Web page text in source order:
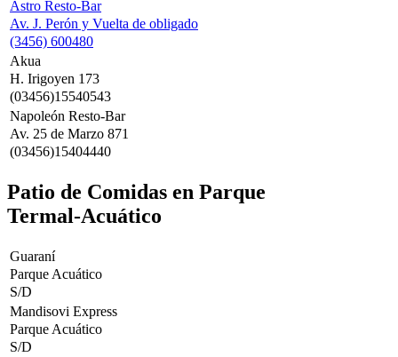
Astro Resto-Bar
Av. J. Perón y Vuelta de obligado
(3456) 600480
Akua
H. Irigoyen 173
(03456)15540543
Napoleón Resto-Bar
Av. 25 de Marzo 871
(03456)15404440
Patio de Comidas en Parque
Termal-Acuático
Guaraní
Parque Acuático
S/D
Mandisovi Express
Parque Acuático
S/D